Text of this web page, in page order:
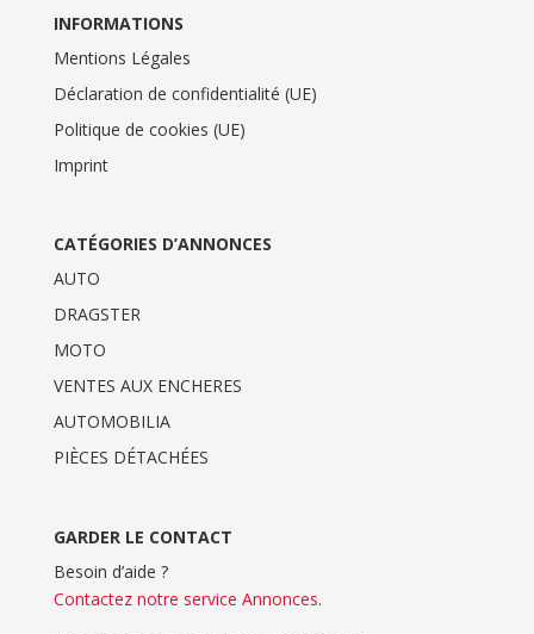
INFORMATIONS
Mentions Légales
Déclaration de confidentialité (UE)
Politique de cookies (UE)
Imprint
CATÉGORIES D’ANNONCES
AUTO
DRAGSTER
MOTO
VENTES AUX ENCHERES
AUTOMOBILIA
PIÈCES DÉTACHÉES
GARDER LE CONTACT
Besoin d’aide ?
Contactez notre service Annonces.